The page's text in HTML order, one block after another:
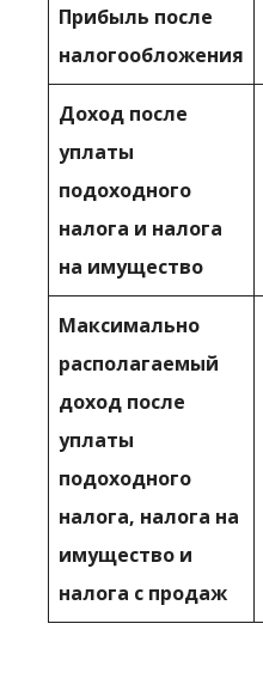
Прибыль после
налогообложения
Доход после
уплаты
подоходного
налога и налога
на имущество
Максимально
располагаемый
доход после
уплаты
подоходного
налога, налога на
имущество и
налога с продаж